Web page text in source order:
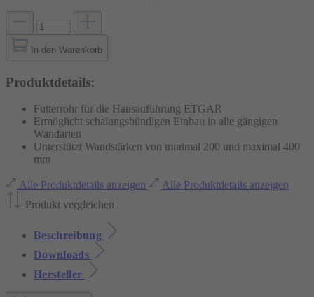
In den Warenkorb
Produktdetails:
Futterrohr für die Hausauführung ETGAR
Ermöglicht schalungsbündigen Einbau in alle gängigen
Wandarten
Unterstützt Wandstärken von minimal 200 und maximal 400
mm
Alle Produktdetails anzeigen
Alle Produktdetails anzeigen
Produkt vergleichen
Beschreibung
Downloads
Hersteller